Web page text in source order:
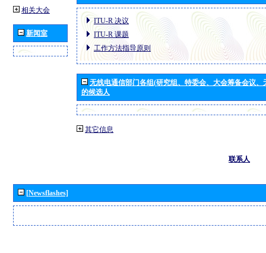
相关大会
新闻室
ITU-R 决议
ITU-R 课题
工作方法指导原则
无线电通信部门各组(研究组、特委会、大会筹备会议
的候选人
其它信息
联系人
[Newsflashes]